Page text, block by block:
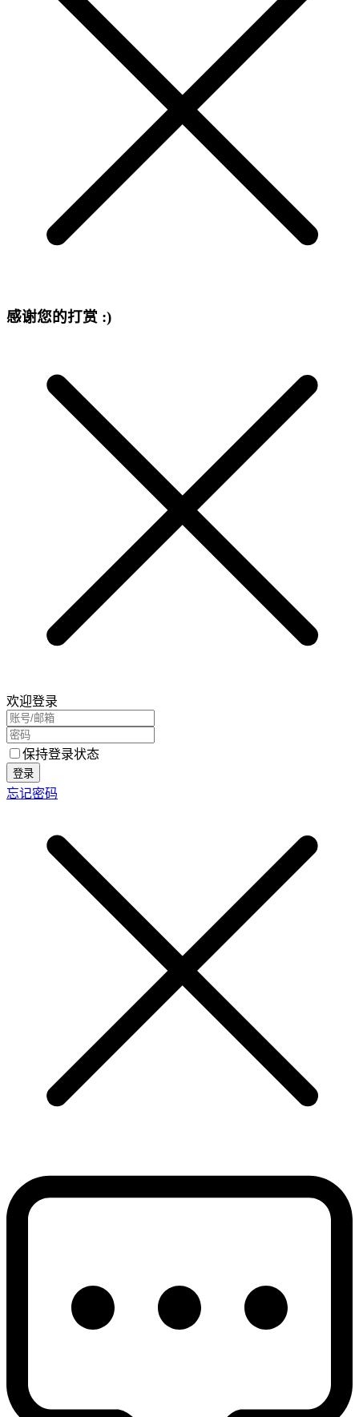
感谢您的打赏 :)
欢迎登录
保持登录状态
登录
忘记密码